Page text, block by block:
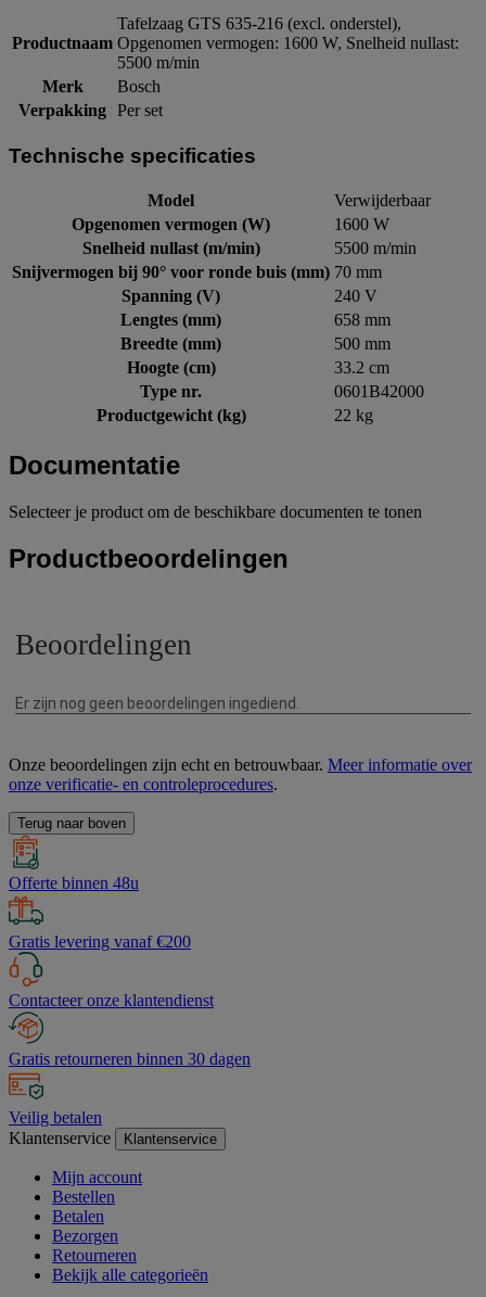
Productnaam
Tafelzaag GTS 635-216 (excl. onderstel),
Opgenomen vermogen: 1600 W, Snelheid nullast:
5500 m/min
Merk
Bosch
Verpakking Per set
Technische specificaties
Model
Verwijderbaar
Opgenomen vermogen (W)
1600 W
Snelheid nullast (m/min)
5500 m/min
Snijvermogen bij 90° voor ronde buis (mm) 70 mm
Spanning (V)
240 V
Lengtes (mm)
658 mm
Breedte (mm)
500 mm
Hoogte (cm)
33.2 cm
Type nr.
0601B42000
Productgewicht (kg)
22 kg
Documentatie
Selecteer je product om de beschikbare documenten te tonen
Productbeoordelingen
Onze beoordelingen zijn echt en betrouwbaar. Meer informatie over
onze verificatie- en controleprocedures.
Terug naar boven
Offerte binnen 48u
Gratis levering vanaf €200
Contacteer onze klantendienst
Gratis retourneren binnen 30 dagen
Veilig betalen
Klantenservice
Klantenservice
Mijn account
Bestellen
Betalen
Bezorgen
Retourneren
Bekijk alle categorieën